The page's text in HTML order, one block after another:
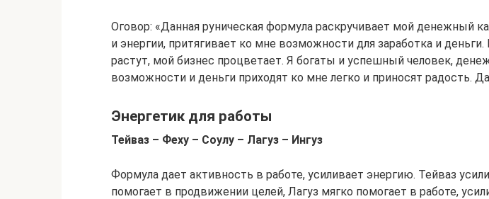
Оговор: «Данная руническая формула раскручивает мой денежный
и энергии, притягивает ко мне возможности для заработка и
растут, мой бизнес процветает. Я богаты и успешный человек,
возможности и деньги приходят ко мне легко и приносят радость.
Энергетик для работы
Тейваз – Феху – Соулу – Лагуз – Ингуз
Формула дает активность в работе, усиливает энергию. Тейваз
помогает в продвижении целей, Лагуз мягко помогает в работе,